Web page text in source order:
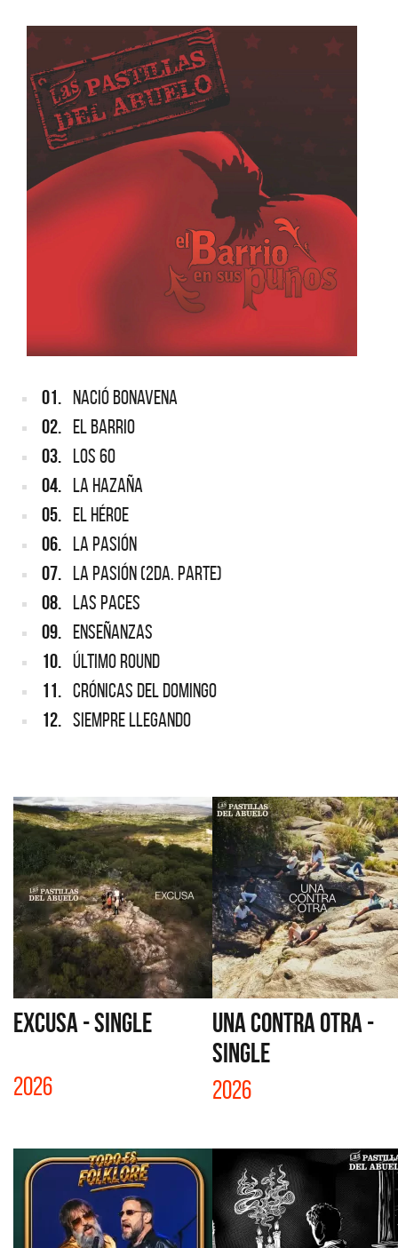
01. NACIÓ BONAVENA
02. EL BARRIO
03. LOS 60
04. LA HAZAÑA
05. EL HÉROE
06. LA PASIÓN
07. LA PASIÓN (2DA. PARTE)
08. LAS PACES
09. ENSEÑANZAS
10. ÚLTIMO ROUND
11. CRÓNICAS DEL DOMINGO
12. SIEMPRE LLEGANDO
EXCUSA - SINGLE
2026
UNA CONTRA OTRA -
SINGLE
2026